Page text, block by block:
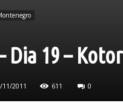
Dia 19 – Kotor
11/2011 611 0